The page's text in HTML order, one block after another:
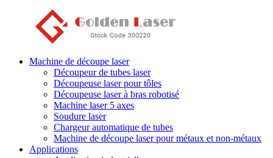
Machine de découpe laser
Découpeur de tubes laser
Découpeuse laser pour tôles
Découpeuse laser à bras robotisé
Machine laser 5 axes
Soudure laser
Chargeur automatique de tubes
Machine de découpe laser pour métaux et non-métaux
Applications